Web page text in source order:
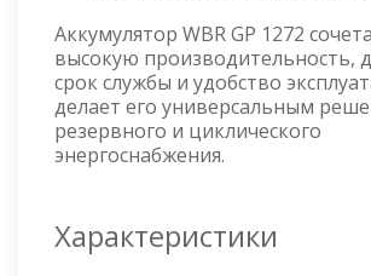
Аккумулятор WBR GP 1272
высокую производительность,
срок службы и удобство
делает его универсальным
резервного и циклического
энергоснабжения.
Характеристики